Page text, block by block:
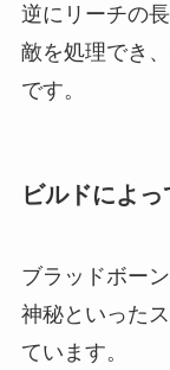
逆にリーチの
敵を処理でき
です。
ビルドによ
ブラッドボー
神秘といった
ています。